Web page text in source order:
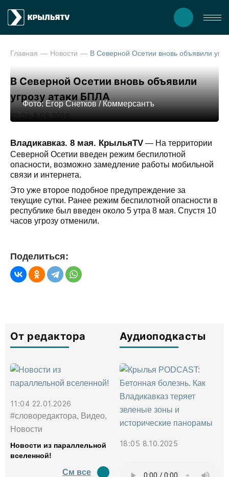
Главная Новости
В Северной Осетии вновь объявили
угрозу атаки БПЛА
22:09 8.05.2026
Фото: Егор Снетков / Коммерсантъ
Владикавказ. 8 мая. КрыльяTV — На территории
Северной Осетии введен режим беспилотной
опасности, возможно замедление работы мобильной
связи и интернета.
Это уже второе подобное предупреждение за
текущие сутки. Ранее режим беспилотной опасности в
республике был введен около 5 утра 8 мая. Спустя 10
часов угрозу отменили.
Поделиться:
От редактора
11:04 22.01.2026
#словоредактора, Видео,
Новости
Новости из параллельной
вселенной!
См все
Аудиоподкасты
18:05 8.10.2025